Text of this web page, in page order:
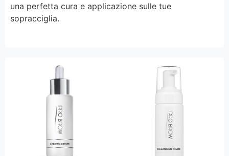
una perfetta cura e applicazione sulle tue
sopracciglia.